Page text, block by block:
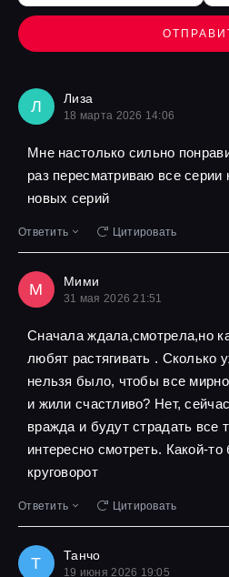
Л Лиза
18 марта 2026 14:06
Мне настолько сильно
раз пересматриваю все серии
новых серий
Ответить Цитировать
М Мими
31 мая 2026 21:51
Сначала ждала,смотрела,но
любят растягивать . Сколько
нельзя было, чтобы все
и жили счастливо? Нет,
вражда и будут страдать все
интересно смотреть. Какой-
круговорот
Ответить Цитировать
Т Танчо
19 июня 2026 19:05